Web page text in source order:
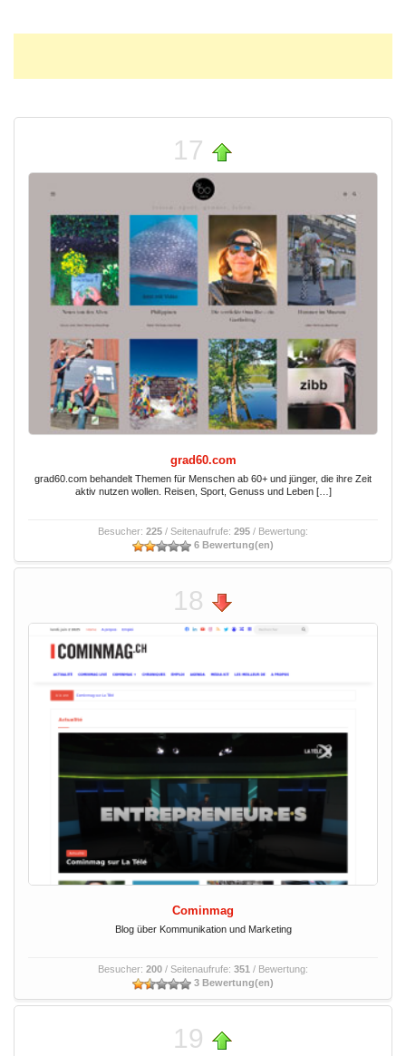
17
grad60.com
grad60.com behandelt Themen für Menschen ab 60+ und jünger, die ihre Zeit
aktiv nutzen wollen. Reisen, Sport, Genuss und Leben […]
Besucher: 225 / Seitenaufrufe: 295 / Bewertung:
6 Bewertung(en)
18
Cominmag
Blog über Kommunikation und Marketing
Besucher: 200 / Seitenaufrufe: 351 / Bewertung:
3 Bewertung(en)
19